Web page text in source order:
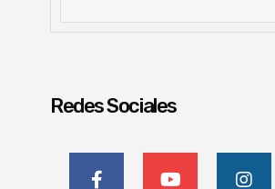
Redes Sociales